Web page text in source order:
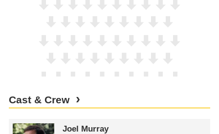
Cast & Crew
Joel Murray